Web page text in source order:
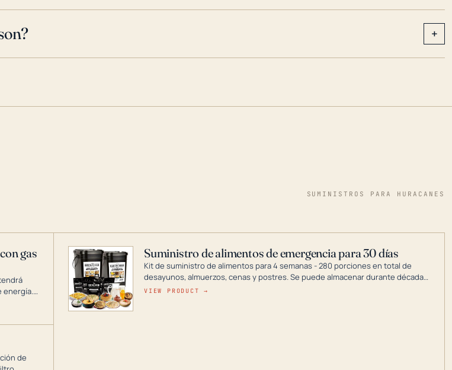
+
SUMINISTROS PARA HURACANES
gas
energía.
de
Suministro de alimentos de emergencia para 30 días
Kit de suministro de alimentos para 4 semanas - 280 porciones en total de
desayunos, almuerzos, cenas y postres. Se puede almacenar durante décadas
si se guarda en un lugar seco.
VIEW PRODUCT →
de